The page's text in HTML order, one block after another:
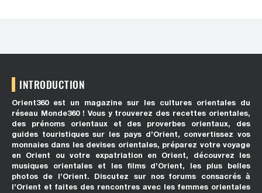
INTRODUCTION
Orient360 est un magazine sur les cultures orientales du
réseau Monde360 ! Vous y trouverez des recettes orientales,
des prénoms orientaux et des proverbes orientaux, des
guides touristiques sur les pays d’Orient, convertissez vos
monnaies dans les devises orientales, préparez votre voyage
en Orient ou votre expatriation en Orient, découvrez les
musiques orientales et les films d’Orient, les plus belles
photos de l’Orient. Discutez sur nos forums consacrés à
l’Orient et faites des rencontres avec les femmes orientales